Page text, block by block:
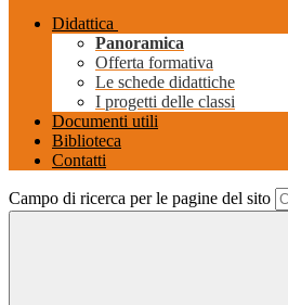
Didattica
Panoramica
Offerta formativa
Le schede didattiche
I progetti delle classi
Documenti utili
Biblioteca
Contatti
Campo di ricerca per le pagine del sito